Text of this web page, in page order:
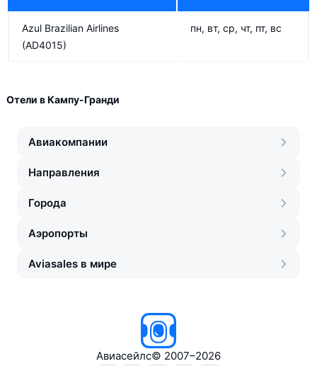
Azul Brazilian Airlines
(AD4015)
пн, вт, ср, чт, пт, вс
Отели в Кампу-Гранди
Авиакомпании
Направления
Города
Аэропорты
Aviasales в мире
Авиасейлс© 2007–2026